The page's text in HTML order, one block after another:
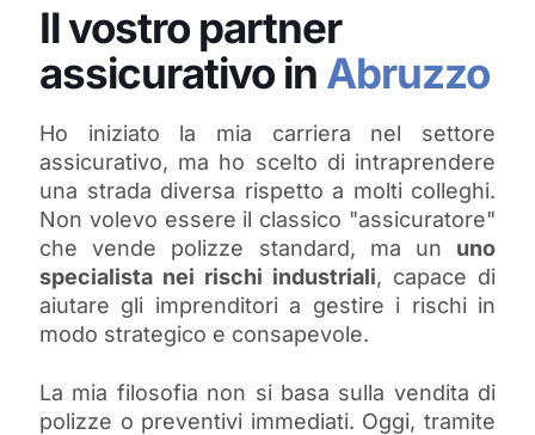
Il vostro partner
assicurativo in Abruzzo
Ho iniziato la mia carriera nel settore
assicurativo, ma ho scelto di intraprendere
una strada diversa rispetto a molti colleghi.
Non volevo essere il classico "assicuratore"
che vende polizze standard, ma un uno
specialista nei rischi industriali, capace di
aiutare gli imprenditori a gestire i rischi in
modo strategico e consapevole.
La mia filosofia non si basa sulla vendita di
polizze o preventivi immediati. Oggi, tramite